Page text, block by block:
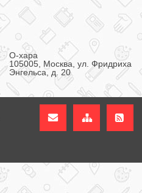
О-хара
105005, Москва, ул. Фридриха
Энгельса, д. 20